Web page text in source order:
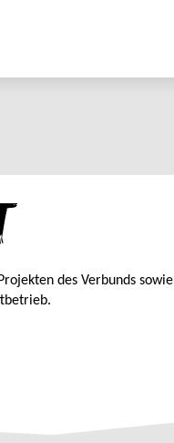
des Verbunds sowie